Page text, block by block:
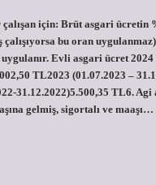
için: Brüt asgari ücretin
çalışıyorsa bu oran
Evli asgari ücret
TL2023 (01.07.2023 –
31.12.2022)5.500,35 TL6.
gelmiş, sigortalı ve maaşı…